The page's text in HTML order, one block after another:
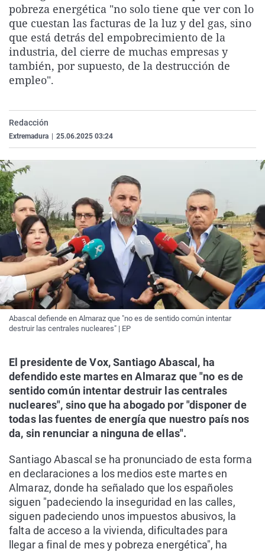
La rosa de los vientos
Gente viajera
Como el perro y el
Caso
Retornados
Equipo de
Operación Viuda
Extremadura
Galicia
La Rioja
Navarra
Virales
Televisión
Elecciones
pobreza energética "no solo tiene que ver con lo
que cuestan las facturas de la luz y del gas, sino
que está detrás del empobrecimiento de la
industria, del cierre de muchas empresas y
también, por supuesto, de la destrucción de
empleo".
Redacción
Extremadura 25.06.2025 03:24
Abascal defiende en Almaraz que "no es de sentido común intentar
destruir las centrales nucleares" | EP
El presidente de Vox, Santiago Abascal, ha
defendido este martes en Almaraz que "no es de
sentido común intentar destruir las centrales
nucleares", sino que ha abogado por "disponer de
todas las fuentes de energía que nuestro país nos
da, sin renunciar a ninguna de ellas".
Santiago Abascal se ha pronunciado de esta forma
en declaraciones a los medios este martes en
Almaraz, donde ha señalado que los españoles
siguen "padeciendo la inseguridad en las calles,
siguen padeciendo unos impuestos abusivos, la
falta de acceso a la vivienda, dificultades para
llegar a final de mes y pobreza energética", ha